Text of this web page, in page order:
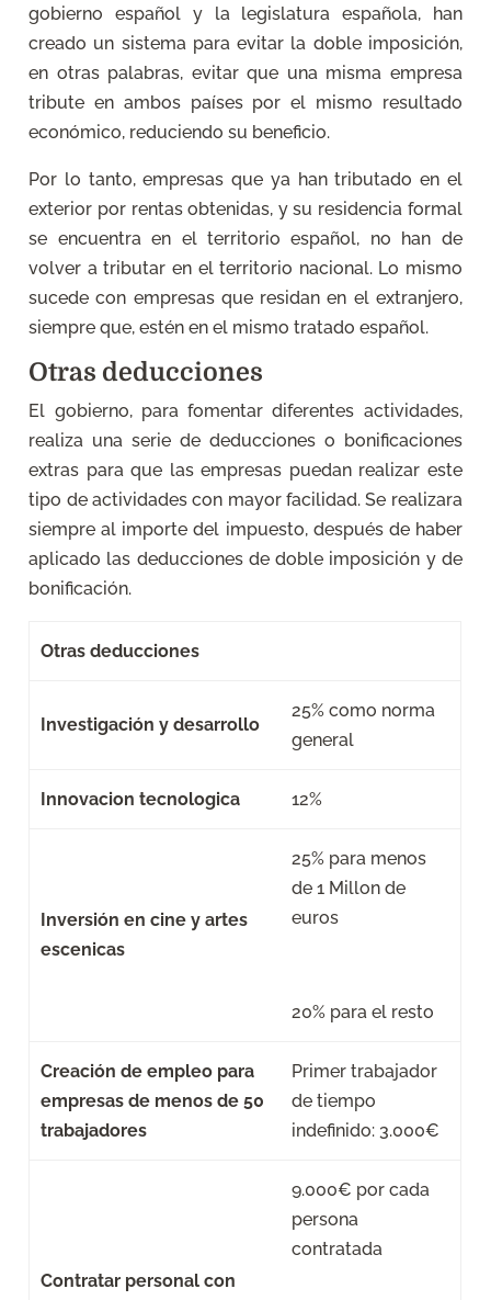
gobierno español y la legislatura española, han
creado un sistema para evitar la doble imposición,
en otras palabras, evitar que una misma empresa
tribute en ambos países por el mismo resultado
económico, reduciendo su beneficio.
Por lo tanto, empresas que ya han tributado en el
exterior por rentas obtenidas, y su residencia formal
se encuentra en el territorio español, no han de
volver a tributar en el territorio nacional. Lo mismo
sucede con empresas que residan en el extranjero,
siempre que, estén en el mismo tratado español.
Otras deducciones
El gobierno, para fomentar diferentes actividades,
realiza una serie de deducciones o bonificaciones
extras para que las empresas puedan realizar este
tipo de actividades con mayor facilidad. Se realizara
siempre al importe del impuesto, después de haber
aplicado las deducciones de doble imposición y de
bonificación.
Otras deducciones
Investigación y desarrollo
25% como norma
general
Innovacion tecnologica 12%
Inversión en cine y artes
escenicas
25% para menos
de 1 Millon de
euros
20% para el resto
Creación de empleo para
empresas de menos de 50
trabajadores
Primer trabajador
de tiempo
indefinido: 3.000€
Contratar personal con
9.000€ por cada
persona
contratada